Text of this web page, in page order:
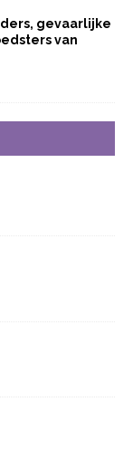
gevaarlijke
van